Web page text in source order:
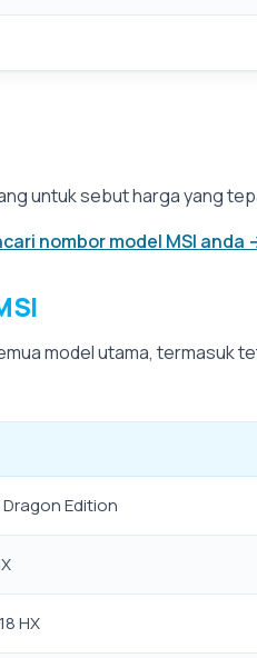
untuk sebut harga yang
nombor model MSI anda
model utama, termasuk
Dragon Edition
HX